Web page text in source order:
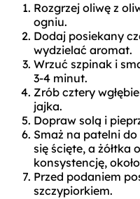
Rozgrzej oliwę z
ogniu.
Dodaj posiekany
wydzielać aromat.
Wrzuć szpinak i
3-4 minut.
Zrób cztery
jajka.
Dopraw solą i
Smaż na patelni
się ścięte, a żółtka
konsystencję,
Przed podaniem
szczypiorkiem.